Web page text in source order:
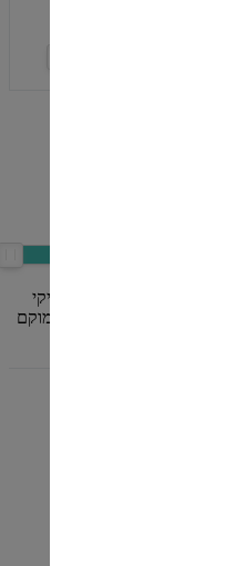
ותיק- יוסי אשכנזי- מוותיקי
הייננים בארץ. היקב החדש שוכן במבנה אבן בן יותר מ-70 שנה, הממוקם
מול נוף הגליל העליון.
שבמושב כרם בן- זמרה.